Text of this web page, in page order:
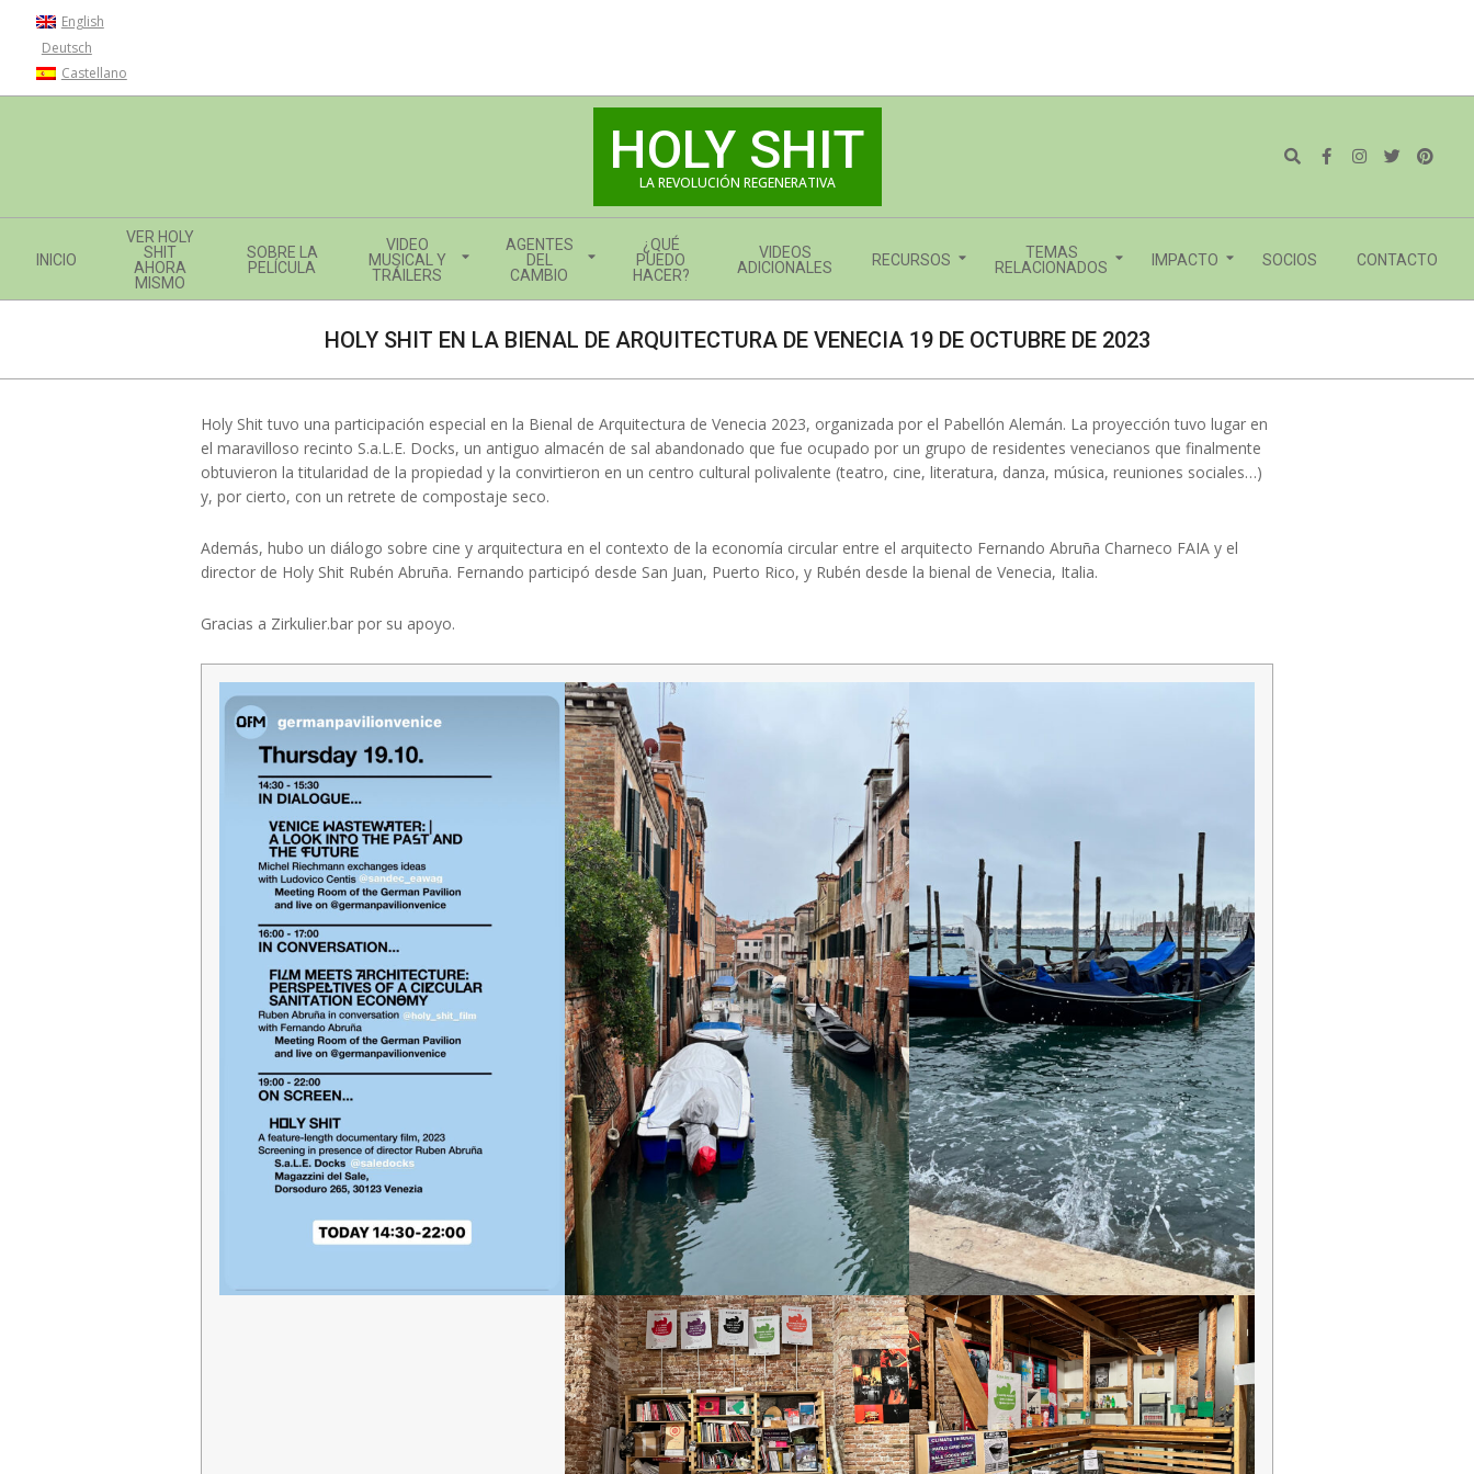
content
English
Deutsch
Castellano
HOLY SHIT
LA REVOLUCIÓN REGENERATIVA
Search
MenuINICIO
VER HOLY
SHIT
AHORA
MISMO
SOBRE LA
PELÍCULA
VIDEO
MUSICAL Y
TRÁILERS
AGENTES
DEL
CAMBIO
¿QUÉ
PUEDO
HACER?
VIDEOS
ADICIONALES
RECURSOS
TEMAS
RELACIONADOS
IMPACTO SOCIOS CONTACTO
HOLY SHIT EN LA BIENAL DE ARQUITECTURA DE VENECIA 19 DE OCTUBRE DE 2023
Holy Shit tuvo una participación especial en la Bienal de Arquitectura de Venecia 2023, organizada por el Pabellón Alemán. La proyección tuvo lugar en
el maravilloso recinto S.a.L.E. Docks, un antiguo almacén de sal abandonado que fue ocupado por un grupo de residentes venecianos que finalmente
obtuvieron la titularidad de la propiedad y la convirtieron en un centro cultural polivalente (teatro, cine, literatura, danza, música, reuniones sociales…)
y, por cierto, con un retrete de compostaje seco.
Además, hubo un diálogo sobre cine y arquitectura en el contexto de la economía circular entre el arquitecto Fernando Abruña Charneco FAIA y el
director de Holy Shit Rubén Abruña. Fernando participó desde San Juan, Puerto Rico, y Rubén desde la bienal de Venecia, Italia.
Gracias a Zirkulier.bar por su apoyo.